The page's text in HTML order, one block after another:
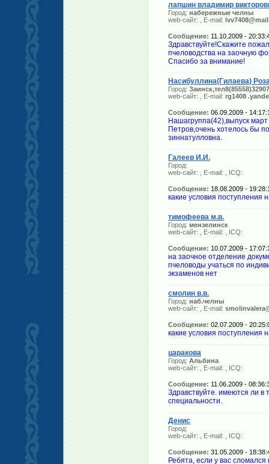
лапшин владимир
Город: набережные челны
web-сайт:
, E-mail:
Сообщение: 11.10.2009 -
Здравствуйте!Скажите
пчеловодства на заочную
Спасибо за внимание!
Насибуллина(Гилаева)
Город: Заинск,тел8(85558)32907
web-сайт:
, E-mail: rg1408
Сообщение: 06.09.2009 -
Нашагруппа(42),выпуск
Петров,очень хотелось бы
зиннатулловна.
Галеев И.И.
Город:
web-сайт:
, E-mail: , ICQ:
Сообщение: 18.08.2009 -
какие условия поступления
тимофеева м.в.
Город: мензелинск
web-сайт:
, E-mail: , ICQ:
Сообщение: 10.07.2009 -
на заочное отделение
пчеловоды учаться по
экзаменов нет
смолин в.в.
Город: наб.челны
web-сайт:
, E-mail:
Сообщение: 02.07.2009 -
какие условия поступления
царакова
Город: Альбина
web-сайт:
, E-mail: , ICQ:
Сообщение: 11.06.2009 -
Здравствуйте. имеются ли в
специальности.
Денис
Город:
web-сайт:
, E-mail: , ICQ:
Сообщение: 31.05.2009 -
Ребята, если у вас